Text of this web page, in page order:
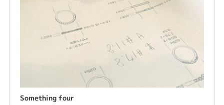
Something four